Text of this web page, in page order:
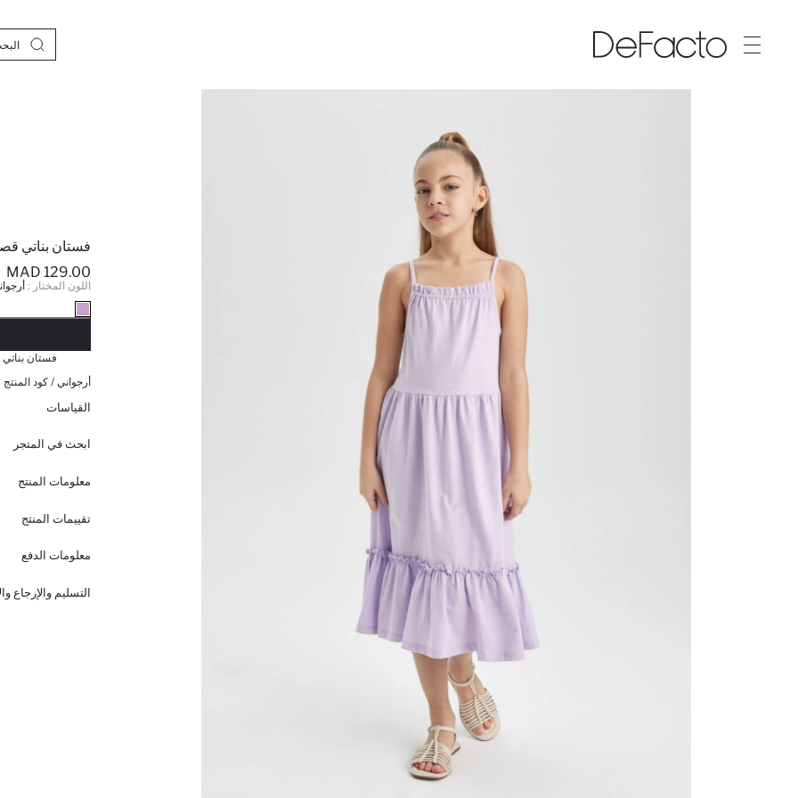
فستان بناتي
129.00 MAD
اللون المختار :
فستان
أرجواني / كود المنتج
القياسات
ابحث في المتجر
معلومات المنتج
تقييمات المنتج
معلومات الدفع
التسليم والإرجاع